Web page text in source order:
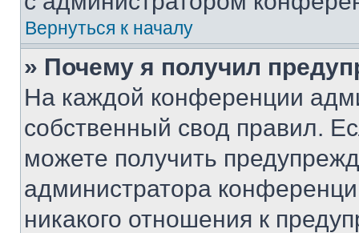
Вернуться к началу
» Почему я получил
На каждой конференции
собственный свод правил.
можете получить
администратора
никакого отношения к